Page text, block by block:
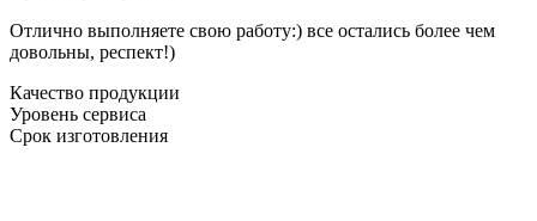
Отлично выполняете свою работу:) все остались более чем
довольны, респект!)
Качество продукции
Уровень сервиса
Срок изготовления